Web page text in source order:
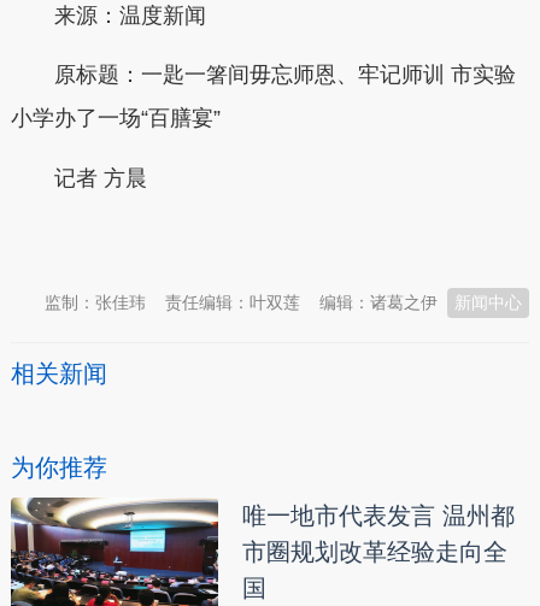
来源：温度新闻
原标题：一匙一箸间毋忘师恩、牢记师训 市实验
小学办了一场“百膳宴”
记者 方晨
新闻中心
编辑：诸葛之伊
责任编辑：叶双莲
监制：张佳玮
相关新闻
为你推荐
唯一地市代表发言 温州都
市圈规划改革经验走向全
国